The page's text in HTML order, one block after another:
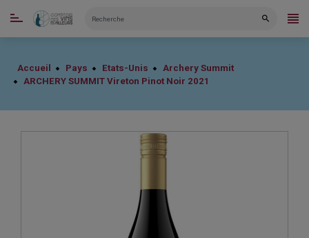
CATÉGORIES
Accueil Pays Etats-Unis
Archery Summit
ARCHERY SUMMIT Vireton Pinot Noir 2021